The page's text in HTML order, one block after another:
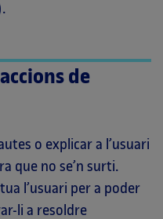
de
o explicar a l’usuari
que no se’n surti.
l’usuari per a poder
li a resoldre